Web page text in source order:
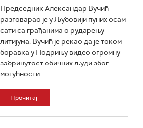
Председник Александар Вучић
разговарао је у Љубовији пуних осам
сати са грађанима о рударењу
литијума. Вучић је рекао да је током
боравка у Подрињу видео огромну
забринутост обичних људи због
могућности...
Прочитај